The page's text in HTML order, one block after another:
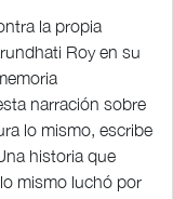
la propia
Roy en su
narración sobre
lo mismo, escribe
historia que
mismo luchó por